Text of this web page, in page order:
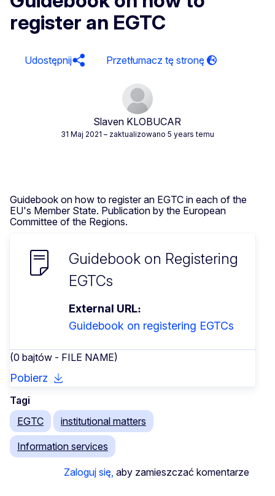
register an EGTC
Udostępnij
Slaven KLOBUCAR
31 Maj 2021 – zaktualizowano 5 years temu
Guidebook on how to register an EGTC in each of the
EU's Member State. Publication by the European
Committee of the Regions.
Guidebook on Registering
EGTCs
External URL
Guidebook on registering EGTCs
(0 bajtów - FILE NAME)
Pobierz
Tagi
EGTC
institutional matters
Information services
Zaloguj się, aby zamieszczać komentarze